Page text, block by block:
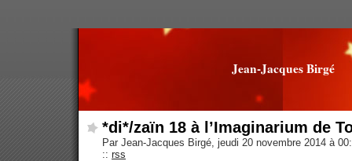
Jean-Jacques Birgé
*di*/zaïn 18 à l’Imaginarium de
Par Jean-Jacques Birgé, jeudi 20 novembre 2014 à
:: rss